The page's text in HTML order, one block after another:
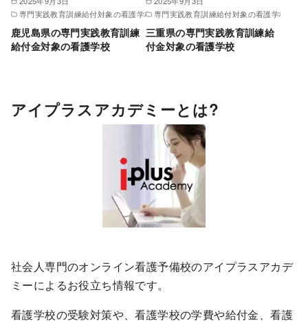
専門実践教育訓練給付対象の看護学校
鹿児島県の専門実践教育訓練
給付金対象の看護学校
専門実践教育訓練給付対象の看護学校
三重県の専門実践教育訓練給
付金対象の看護学校
アイプラスアカデミーとは?
社会人専門のオンライン看護予備校のアイプラスアカデ
ミーによるお役立ち情報です。
看護学校の受験対策や、看護学校の学費や給付金、看護